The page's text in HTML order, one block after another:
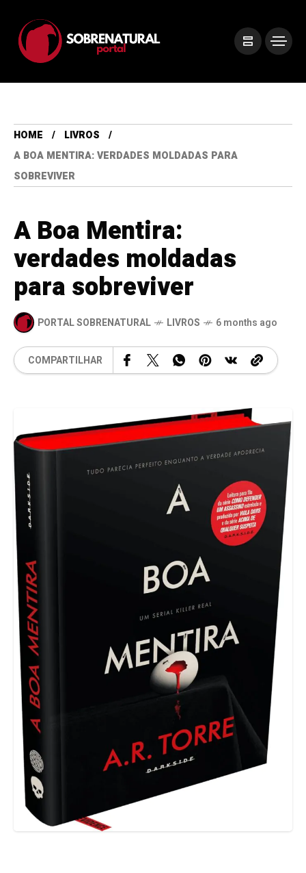
HOME
LIVROS
A BOA MENTIRA: VERDADES MOLDADAS PARA
SOBREVIVER
A Boa Mentira:
verdades moldadas
para sobreviver
PORTAL SOBRENATURAL LIVROS 6 months ago
COMPARTILHAR